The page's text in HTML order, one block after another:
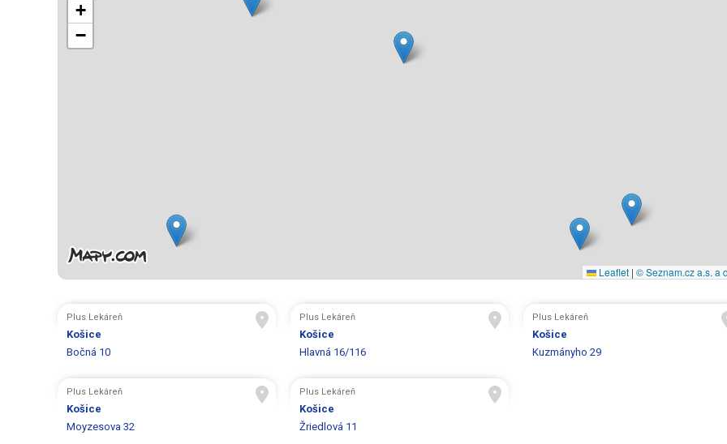
+
−
Leaflet | © Seznam.cz a.s. a
Plus Lekáreň
Košice
Bočná 10
Plus Lekáreň
Košice
Hlavná 16/116
Plus Lekáreň
Košice
Kuzmányho 29
Plus Lekáreň
Košice
Moyzesova 32
Plus Lekáreň
Košice
Žriedlová 11